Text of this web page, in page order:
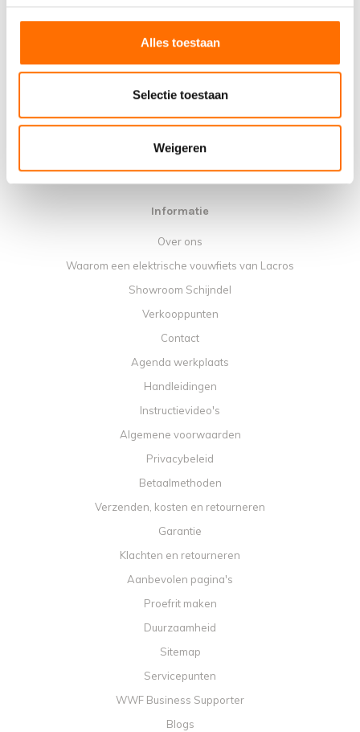
Alles toestaan
Selectie toestaan
Weigeren
(+31) 73 203 2487
(+31) 73 203 2487
sales@lacros.nl
Informatie
Over ons
Waarom een elektrische vouwfiets van Lacros
Showroom Schijndel
Verkooppunten
Contact
Agenda werkplaats
Handleidingen
Instructievideo's
Algemene voorwaarden
Privacybeleid
Betaalmethoden
Verzenden, kosten en retourneren
Garantie
Klachten en retourneren
Aanbevolen pagina's
Proefrit maken
Duurzaamheid
Sitemap
Servicepunten
WWF Business Supporter
Blogs